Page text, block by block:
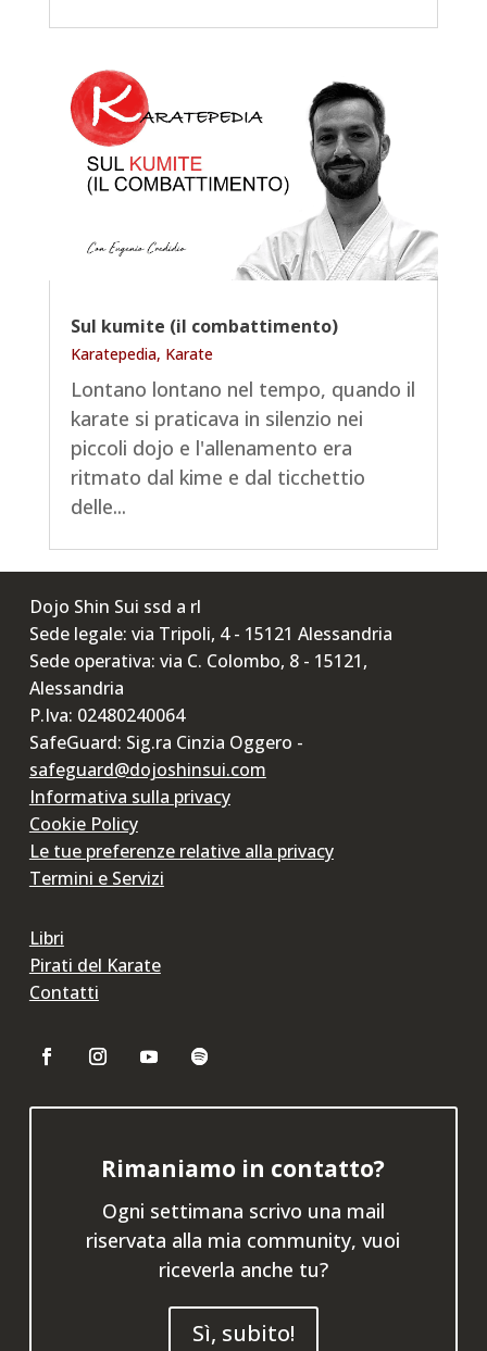
Sul kumite (il combattimento)
Karatepedia, Karate
Lontano lontano nel tempo, quando il
karate si praticava in silenzio nei
piccoli dojo e l'allenamento era
ritmato dal kime e dal ticchettio
delle...
Dojo Shin Sui ssd a rl
Sede legale: via Tripoli, 4 - 15121 Alessandria
Sede operativa: via C. Colombo, 8 - 15121,
Alessandria
P.Iva: 02480240064
SafeGuard: Sig.ra Cinzia Oggero -
safeguard@dojoshinsui.com
Informativa sulla privacy
Cookie Policy
Le tue preferenze relative alla privacy
Termini e Servizi
Libri
Pirati del Karate
Contatti
Rimaniamo in contatto?
Ogni settimana scrivo una mail
riservata alla mia community, vuoi
riceverla anche tu?
Sì, subito!